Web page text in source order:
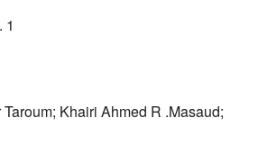
1
Khairi Ahmed R .Masaud;